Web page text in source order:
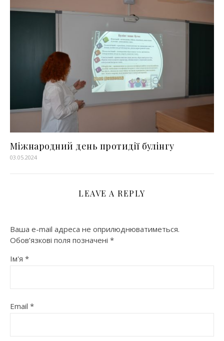
Міжнародний день протидії булінгу
03.05.2024
LEAVE A REPLY
Ваша e-mail адреса не оприлюднюватиметься.
Обов’язкові поля позначені *
Ім'я *
Email *